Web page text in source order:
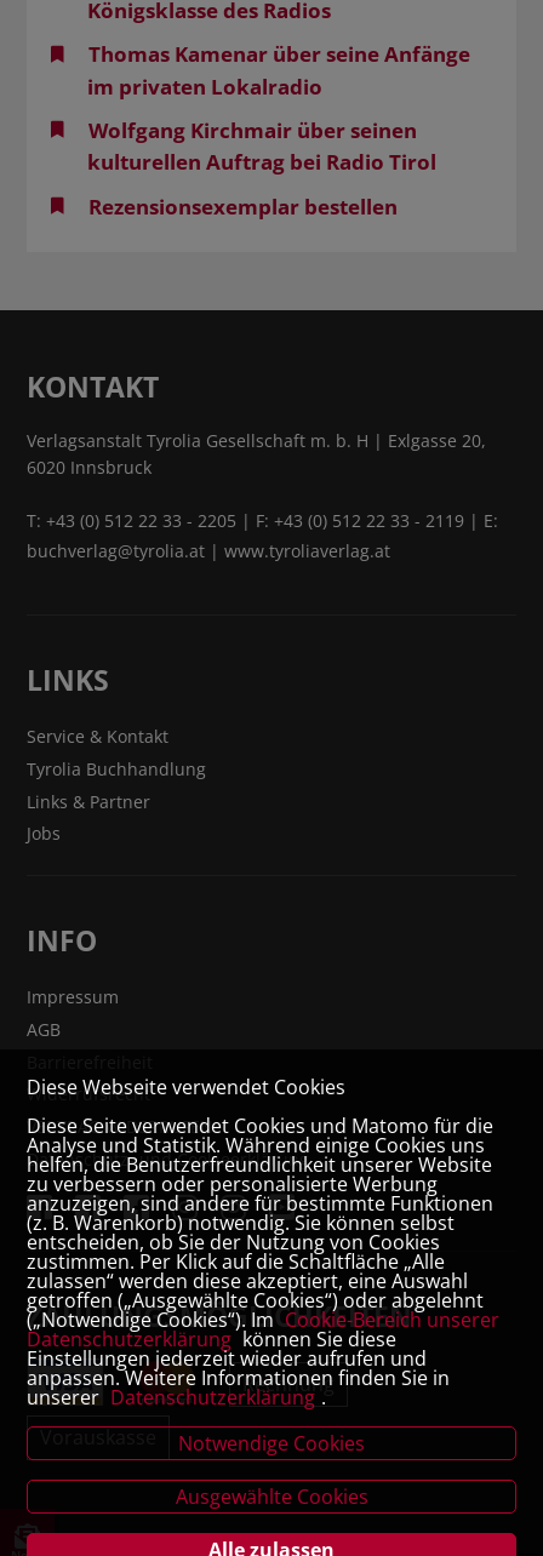
Königsklasse des Radios
Thomas Kamenar über seine Anfänge
im privaten Lokalradio
Wolfgang Kirchmair über seinen
kulturellen Auftrag bei Radio Tirol
Rezensionsexemplar bestellen
KONTAKT
Verlagsanstalt Tyrolia Gesellschaft m. b. H | Exlgasse 20,
6020 Innsbruck
T:+43 (0) 512 22 33 - 2205 | F: +43 (0) 512 22 33 - 2119 | E:
buchverlag@tyrolia.at |www.tyroliaverlag.at
LINKS
Service & Kontakt
Tyrolia Buchhandlung
Links & Partner
Jobs
INFO
Impressum
AGB
Widerrufsrecht
VERTRAG WIDERRUFEN
Datenschutz- und Cookieerklärung
ZAHLUNGSMÖGLICHKEITEN
Rechnung
Diese Webseite verwendet Cookies
Diese Seite verwendet Cookies und Matomo für die
Analyse und Statistik. Während einige Cookies uns
helfen, die Benutzerfreundlichkeit unserer Website
zu verbessern oder personalisierte Werbung
anzuzeigen, sind andere für bestimmte Funktionen
(z. B. Warenkorb) notwendig. Sie können selbst
entscheiden, ob Sie der Nutzung von Cookies
zustimmen. Per Klick auf die Schaltfläche „Alle
zulassen“ werden diese akzeptiert, eine Auswahl
getroffen („Ausgewählte Cookies“) oder abgelehnt
(„Notwendige Cookies“). Im Cookie-Bereich unserer
Datenschutzerklärung können Sie diese
Einstellungen jederzeit wieder aufrufen und
anpassen. Weitere Informationen finden Sie in
unserer Datenschutzerklärung .
Notwendige Cookies
Ausgewählte Cookies
Alle zulassen